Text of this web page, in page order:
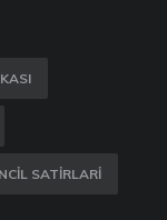
SATIRLARI